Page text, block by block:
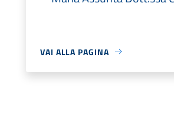
VAI ALLA PAGINA